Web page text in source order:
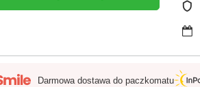
Darmowa dostawa do paczkomatu